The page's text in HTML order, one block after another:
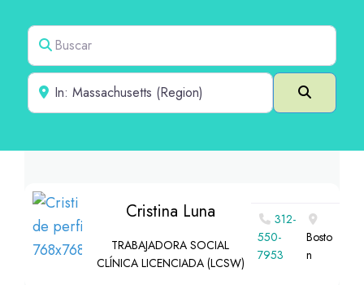
Buscar
Cerca de
Buscar
Cristina Luna
TRABAJADORA SOCIAL
CLÍNICA LICENCIADA (LCSW)
312-
550-
7953
Bosto
n